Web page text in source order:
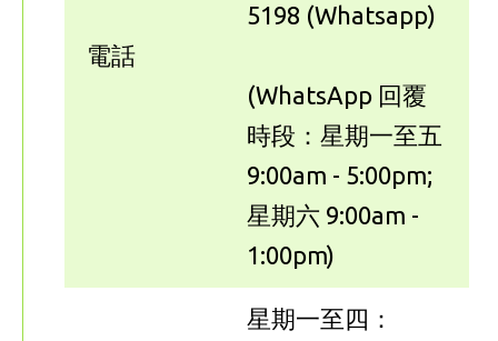
電話
5198 (Whatsapp)
(WhatsApp 回覆
時段：星期一至五
9:00am - 5:00pm;
星期六 9:00am -
1:00pm)
星期一至四：